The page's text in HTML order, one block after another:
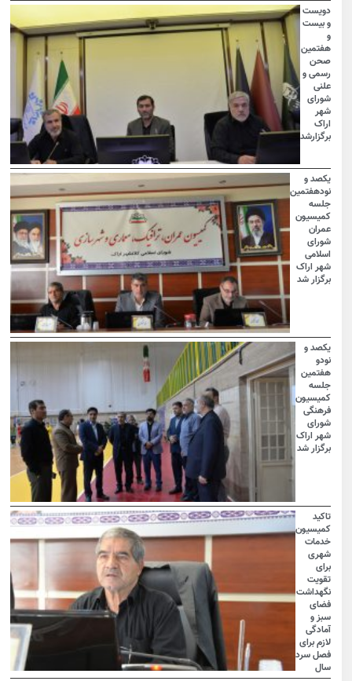
دویست
و بیست
هفتمین
صحن
رسمی و
علنی
شورای
شهر
اراک
برگزارشد
یکصد و
نودهفتمین
جلسه
کمیسیون
عمران
شورای
اسلامی
شهر اراک
برگزار شد
یکصد و
نودو
هفتمین
جلسه
کمیسیون
فرهنگی
شورای
شهر اراک
برگزار شد
تاکید
کمیسیون
خدمات
شهری
برای
تقویت
نگهداشت
فضای
سبز و
آمادگی
لازم برای
فصل سرد
سال